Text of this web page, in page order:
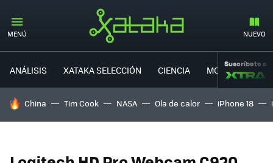
MENÚ NUEVO
ANÁLISIS XATAKA SELECCIÓN CIENCIA MOVILIDAD
Suscríbete a
HOY SE HABLA DE
China Tim Cook NASA Ola de calor iPhone 18